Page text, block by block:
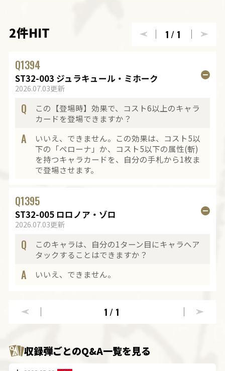
2件HIT 1 /1
Q1394
ST32-003 ジュラキュール・ミホーク
2026.07.03更新
Q
この【登場時】効果で、コスト6以上のキャラ
カードを登場できますか？
A
いいえ、できません。この効果は、コスト5以
下の「ペローナ」か、コスト5以下の属性(斬)
を持つキャラカードを、自分の手札から1枚ま
で登場させます。
Q1395
ST32-005 ロロノア・ゾロ
2026.07.03更新
Q
このキャラは、自分の1ターン目にキャラへア
タックすることはできますか？
A いいえ、できません。
1 /1
収録弾ごとのQ&A一覧を見る